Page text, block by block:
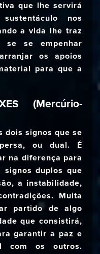
que lhe servirá
nos
a vida lhe traz
se se empenhar
os apoios
para que a
(Mercúrio-
dois signos que se
ou dual. É
na diferença para
signos duplos que
a instabilidade,
Muita
partido de algo
que consistirá,
garantir a paz e
com os outros.